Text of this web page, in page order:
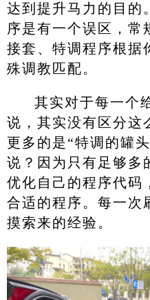
达到提升马力的目的
序是有一个误区，常
接套、特调程序根据
殊调教匹配。
其实对于每一个
说，其实没有区分这
更多的是“特调的罐
说？因为只有足够多
优化自己的程序代码
合适的程序。每一次
摸索来的经验。